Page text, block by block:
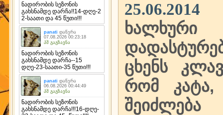
25.06.2014
ხალხური
ცხენს
რომ